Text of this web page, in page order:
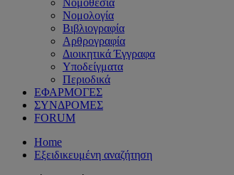
Νομοθεσία
Νομολογία
Βιβλιογραφία
Αρθρογραφία
Διοικητικά Έγγραφα
Υποδείγματα
Περιοδικά
ΕΦΑΡΜΟΓΕΣ
ΣΥΝΔΡΟΜΕΣ
FORUM
Home
Εξειδικευμένη αναζήτηση